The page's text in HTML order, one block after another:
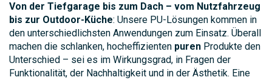
Von der Tiefgarage bis zum Dach – vom Nutzfahrzeug
bis zur Outdoor-Küche: Unsere PU-Lösungen kommen in
den unterschiedlichsten Anwendungen zum Einsatz. Überall
machen die schlanken, hocheffizienten puren Produkte den
Unterschied – sei es im Wirkungsgrad, in Fragen der
Funktionalität, der Nachhaltigkeit und in der Ästhetik. Eine